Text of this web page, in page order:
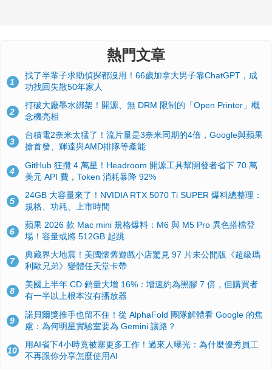
熱門文章
1
找了半輩子求助偵探都沒用！66歲加拿大男子靠ChatGPT，成
功找回失散50年家人
2
打破大廠墨水綁架！開源、無 DRM 限制的「Open Printer」概
念機亮相
3
台積電2奈米太猛了！流片量是3奈米同期的4倍，Google與蘋果
搶首發、輝達與AMD排隊等產能
4
GitHub 狂攬 4 萬星！Headroom 開源工具幫開發者省下 70 萬
美元 API 費，Token 消耗暴降 92%
5
24GB 大容量來了！NVIDIA RTX 5070 Ti SUPER 爆料總整理：
規格、功耗、上市時間
6
蘋果 2026 款 Mac mini 規格爆料：M6 與 M5 Pro 異色搭檔登
場！容量或將 512GB 起跳
7
典藏界大地震！美國懷舊遊戲小店驚見 97 片未公開版《超級瑪
利歐兄弟》變體任天堂卡帶
8
美國上半年 CD 銷量大增 16%：增速約為黑膠 7 倍，但購買者
有一半以上根本沒有播放器
9
諾貝爾獎推手也留不住！從 AlphaFold 團隊解體看 Google 的焦
慮：為何明星實驗室要為 Gemini 讓路？
10
用AI省下4小時竟被塞更多工作！過來人曝光：為什麼優秀員工
不再跟你分享怎麼使用AI